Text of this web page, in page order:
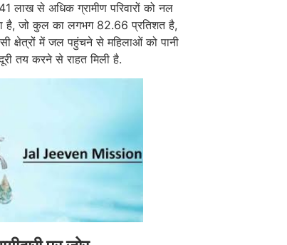
लाख से अधिक ग्रामीण परिवारों को नल
है, जो कुल का लगभग 82.66 प्रतिशत है,
क्षेत्रों में जल पहुंचने से महिलाओं को पानी
तय करने से राहत मिली है.